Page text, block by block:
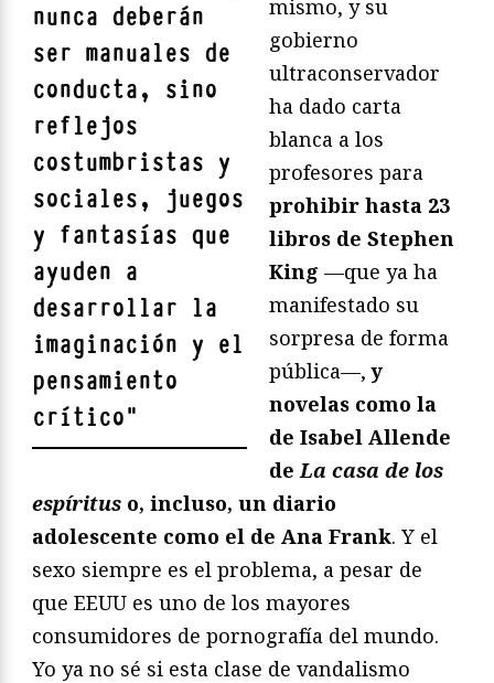
nunca deberán
ser manuales de
conducta, sino
reflejos
costumbristas y
sociales, juegos
y fantasías que
ayuden a
desarrollar la
imaginación y el
pensamiento
crítico"
mismo, y su
gobierno
ultraconservador
ha dado carta
blanca a los
profesores para
prohibir hasta 23
libros de Stephen
King —que ya ha
manifestado su
sorpresa de forma
pública—,y
novelas como la
de Isabel Allende
de La casa de los
espíritus o, incluso, un diario
adolescente como el de Ana Frank. Y el
sexo siempre es el problema, a pesar de
que EEUU es uno de los mayores
consumidores de pornografía del mundo.
Yo ya no sé si esta clase de vandalismo